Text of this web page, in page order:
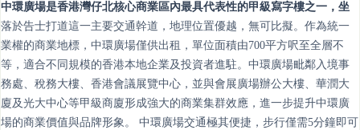
中環廣場是香港灣仔北核心商業區內最具代表性的甲級寫字樓之一，坐
落於告士打道這一主要交通幹道，地理位置優越，無可比擬。作為統一
業權的商業地標，中環廣場僅供出租，單位面積由700平方呎至全層不
等，適合不同規模的香港本地企業及投資者進駐。中環廣場毗鄰入境事
務處、稅務大樓、香港會議展覽中心，並與會展廣場辦公大樓、華潤大
廈及光大中心等甲級商廈形成強大的商業集群效應，進一步提升中環廣
場的商業價值與品牌形象。 中環廣場交通極其便捷，步行僅需5分鐘即可